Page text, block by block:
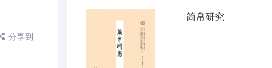
分享到
简帛研究